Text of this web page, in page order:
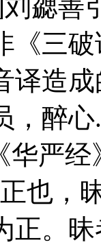
勰善
《三
译造
，醉
华
也，
正。